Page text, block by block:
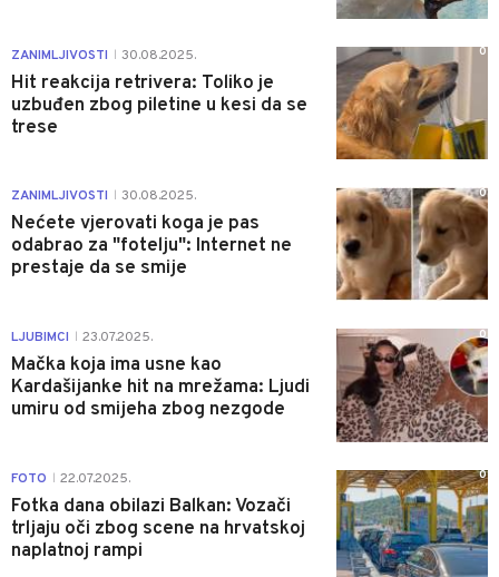
ZANIMLJIVOSTI 30.08.2025.
Hit reakcija retrivera: Toliko je
uzbuđen zbog piletine u kesi da se
trese
0
ZANIMLJIVOSTI 30.08.2025.
Nećete vjerovati koga je pas
odabrao za "fotelju": Internet ne
prestaje da se smije
0
LJUBIMCI 23.07.2025.
Mačka koja ima usne kao
Kardašijanke hit na mrežama: Ljudi
umiru od smijeha zbog nezgode
0
FOTO 22.07.2025.
Fotka dana obilazi Balkan: Vozači
trljaju oči zbog scene na hrvatskoj
naplatnoj rampi
0